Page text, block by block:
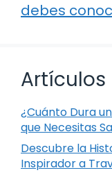
debes
Artículos
¿Cuánto Dura
que Necesitas
Descubre la
Inspirador a